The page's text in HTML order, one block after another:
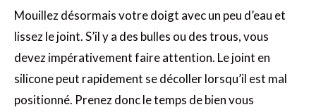
Mouillez désormais votre doigt avec un peu d’eau et
lissez le joint. S’il y a des bulles ou des trous, vous
devez impérativement faire attention. Le joint en
silicone peut rapidement se décoller lorsqu’il est mal
positionné. Prenez donc le temps de bien vous